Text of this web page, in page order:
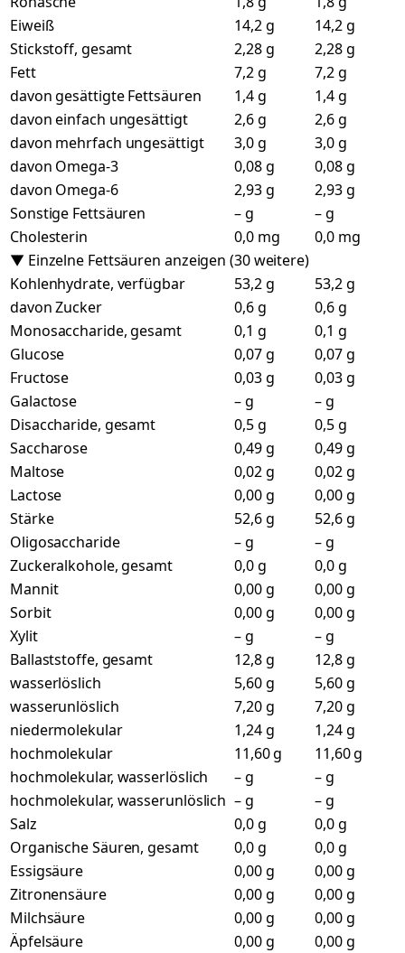
Eiweiß
14,2 g
14,2 g
Stickstoff, gesamt
2,28 g
2,28 g
Fett
7,2 g
7,2 g
davon gesättigte Fettsäuren
1,4 g
1,4 g
davon einfach ungesättigt
2,6 g
2,6 g
davon mehrfach ungesättigt
3,0 g
3,0 g
davon Omega-3
0,08 g
0,08 g
davon Omega-6
2,93 g
2,93 g
Sonstige Fettsäuren
– g
– g
Cholesterin
0,0 mg
0,0 mg
▼ Einzelne Fettsäuren anzeigen (30 weitere)
Kohlenhydrate, verfügbar
53,2 g
53,2 g
davon Zucker
0,6 g
0,6 g
Monosaccharide, gesamt
0,1 g
0,1 g
Glucose
0,07 g
0,07 g
Fructose
0,03 g
0,03 g
Galactose
– g
– g
Disaccharide, gesamt
0,5 g
0,5 g
Saccharose
0,49 g
0,49 g
Maltose
0,02 g
0,02 g
Lactose
0,00 g
0,00 g
Stärke
52,6 g
52,6 g
Oligosaccharide
– g
– g
Zuckeralkohole, gesamt
0,0 g
0,0 g
Mannit
0,00 g
0,00 g
Sorbit
0,00 g
0,00 g
Xylit
– g
– g
Ballaststoffe, gesamt
12,8 g
12,8 g
wasserlöslich
5,60 g
5,60 g
wasserunlöslich
7,20 g
7,20 g
niedermolekular
1,24 g
1,24 g
hochmolekular
11,60 g
11,60 g
hochmolekular, wasserlöslich
– g
– g
hochmolekular, wasserunlöslich – g
– g
Salz
0,0 g
0,0 g
Organische Säuren, gesamt
0,0 g
0,0 g
Essigsäure
0,00 g
0,00 g
Zitronensäure
0,00 g
0,00 g
Milchsäure
0,00 g
0,00 g
Äpfelsäure
0,00 g
0,00 g